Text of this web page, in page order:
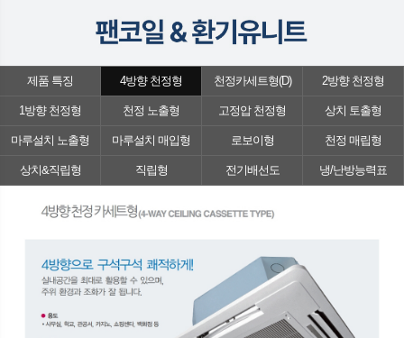
제품 특징 4방향 천정형 천정카세트형(D) 2방향 천정형
1방향 천정형 천정 노출형 고정압 천정형 상치 토출형
마루설치 노출형 마루설치 매입형 로보이형 천정 매립형
상치&직립형 직립형 전기배선도 냉/난방능력표